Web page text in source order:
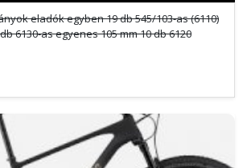
eladók egyben 19 db 545/103-as (6110)
6130-as egyenes 105 mm 10 db 6120